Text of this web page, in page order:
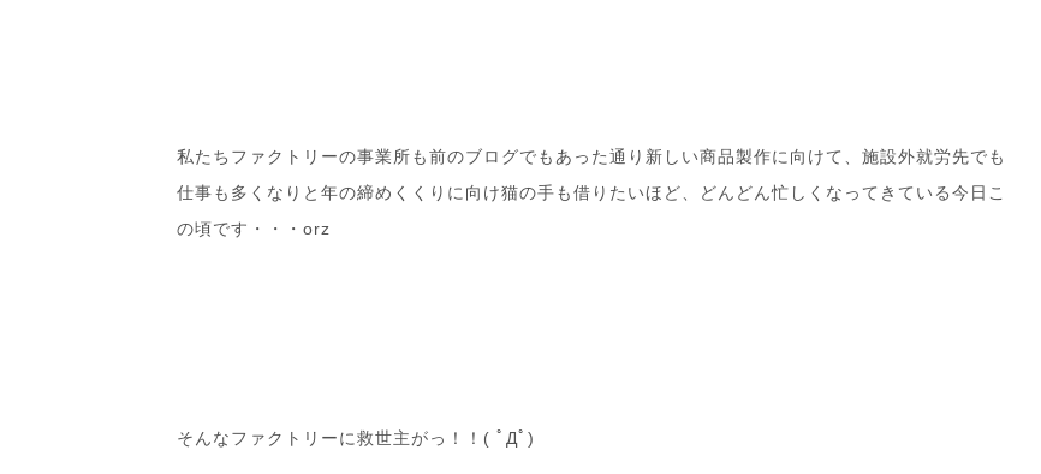
私たちファクトリーの事業所も前のブログでもあった通り新しい商品製作に向けて、施設外就労先でも
仕事も多くなりと年の締めくくりに向け猫の手も借りたいほど、どんどん忙しくなってきている今日こ
の頃です・・・orz
そんなファクトリーに救世主がっ！！( ﾟДﾟ)